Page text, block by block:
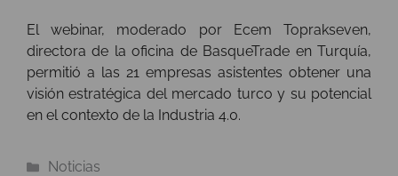
El webinar, moderado por Ecem Toprakseven,
directora de la oficina de BasqueTrade en Turquía,
permitió a las 21 empresas asistentes obtener una
visión estratégica del mercado turco y su potencial
en el contexto de la Industria 4.0.
Categorías
Noticias